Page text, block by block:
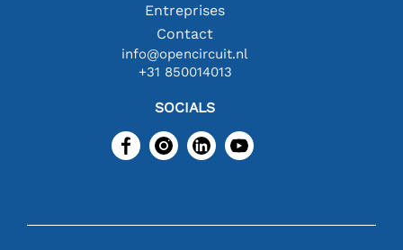
Entreprises
Contact
info@opencircuit.nl
+31 850014013
SOCIALS